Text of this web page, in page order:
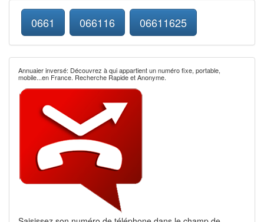
0661 066116 06611625
Annuaier inversé: Découvrez à qui appartient un numéro fixe, portable,
mobile...en France. Recherche Rapide et Anonyme.